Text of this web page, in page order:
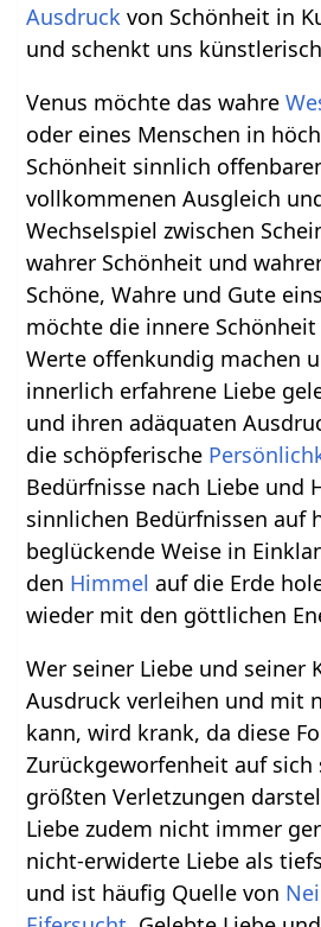
Ausdruck von Schönheit in
und schenkt uns
Venus möchte das wahre
oder eines Menschen in
Schönheit sinnlich
vollkommenen Ausgleich
Wechselspiel zwischen
wahrer Schönheit und
Schöne, Wahre und Gute
möchte die innere
Werte offenkundig machen
innerlich erfahrene Liebe
und ihren adäquaten
die schöpferische
Bedürfnisse nach Liebe und
sinnlichen Bedürfnissen auf
beglückende Weise in
den Himmel auf die Erde
wieder mit den göttlichen
Wer seiner Liebe und seiner
Ausdruck verleihen und mit
kann, wird krank, da diese
Zurückgeworfenheit auf sich
größten Verletzungen
Liebe zudem nicht immer
nicht-erwiderte Liebe als
und ist häufig Quelle von